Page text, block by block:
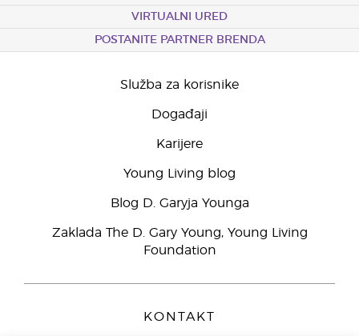
VIRTUALNI URED
POSTANITE PARTNER BRENDA
Služba za korisnike
Događaji
Karijere
Young Living blog
Blog D. Garyja Younga
Zaklada The D. Gary Young, Young Living
Foundation
KONTAKT